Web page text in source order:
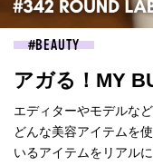
BEAUTY
アガる！MY
エディターやモデルな
どんな美容アイテムを
いるアイテムをリアル